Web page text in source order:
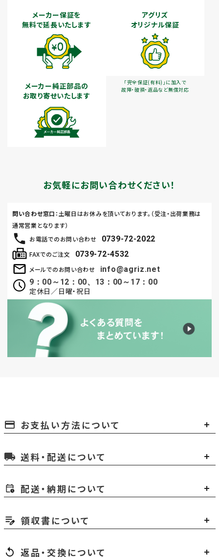
メーカー保証を
無料で延長いたします
アグリズ
オリジナル保証
「完全保証(有料)」に加入で
故障・破損・返品など無償対応
メーカー純正部品の
お取り寄せいたします
お気軽にお問い合わせください！
お電話でのお問い合わせ 0739-72-2022
メールでのお問い合わせ
info@agriz.net
9：00～12：00、13：00～17：00
定休日／日曜・祝日
FAXでのご注文 0739-72-4532
問い合わせ窓口 ：土曜日はお休みを頂いております。（受注・出荷業務は
通常営業となります）
payment お支払い方法について
local_shipping 送料・配送について
配送・納期について
領収書について
返品・交換について